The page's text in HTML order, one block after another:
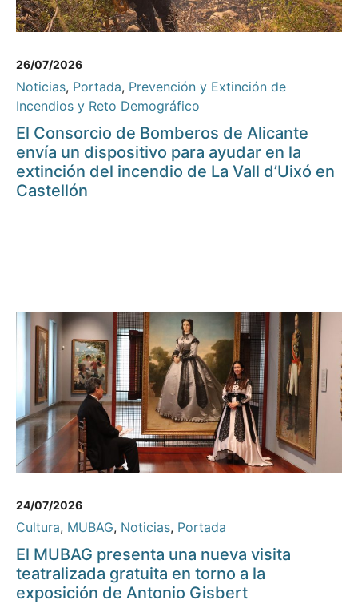
26/07/2026
Noticias, Portada, Prevención y Extinción de
Incendios y Reto Demográfico
El Consorcio de Bomberos de Alicante
envía un dispositivo para ayudar en la
extinción del incendio de La Vall d’Uixó en
Castellón
24/07/2026
Cultura, MUBAG, Noticias, Portada
El MUBAG presenta una nueva visita
teatralizada gratuita en torno a la
exposición de Antonio Gisbert